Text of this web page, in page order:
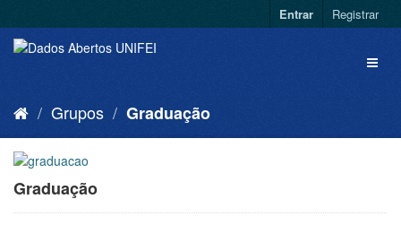
Entrar Registrar
Grupos Graduação
Graduação